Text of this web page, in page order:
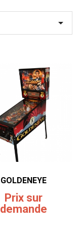

GOLDENEYE
Prix sur
demande